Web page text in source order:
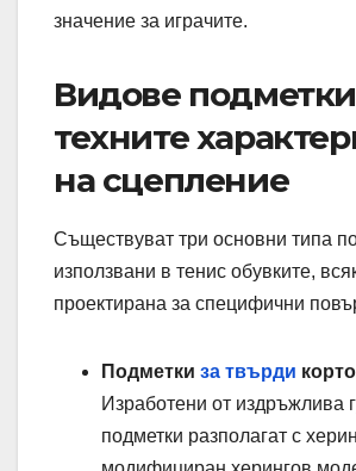
значение за играчите.
Видове
техните
на сцепление
Съществуват три основни типа
използвани в тенис обувките,
проектирана за специфични
Подметки за твърди
Изработени от издръжлива
подметки разполагат с